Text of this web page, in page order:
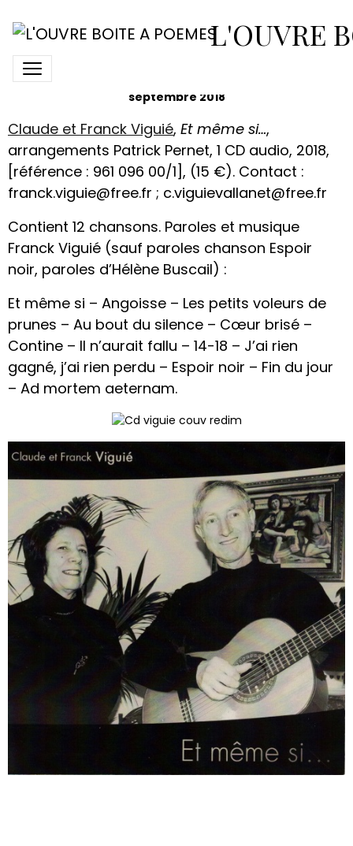
L'OUVRE
CD Et même si recension
BROUILLON en cours ESSAI DE RECENSION
septembre 2018
Claude et Franck Viguié, Et même si…,
arrangements Patrick Pernet, 1 CD audio, 2018,
[référence : 961 096 00/1], (15 €). Contact :
franck.viguie@free.fr ; c.viguievallanet@free.fr
Contient 12 chansons. Paroles et musique
Franck Viguié (sauf paroles chanson Espoir
noir, paroles d’Hélène Buscail) :
Et même si – Angoisse – Les petits voleurs de
prunes – Au bout du silence – Cœur brisé –
Contine – Il n’aurait fallu – 14-18 – J’ai rien
gagné, j’ai rien perdu – Espoir noir – Fin du jour
– Ad mortem aeternam.